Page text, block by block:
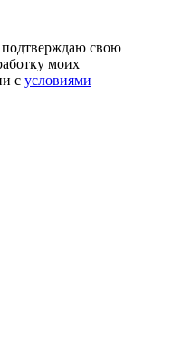
свою
моих
с условиями